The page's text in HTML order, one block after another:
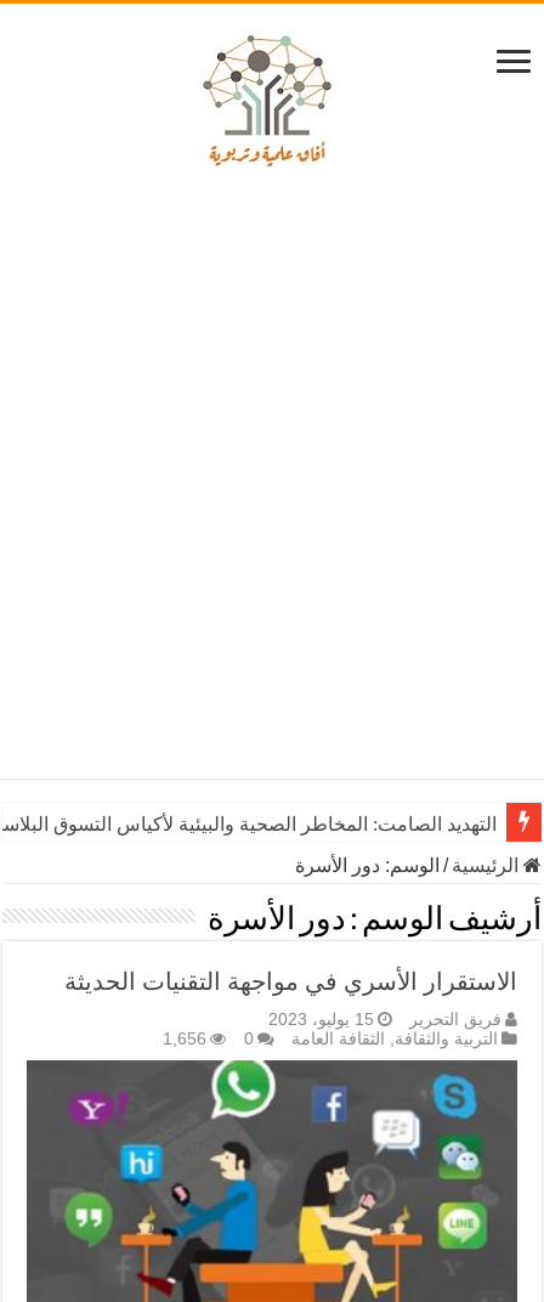
التهديد الصامت: المخاطر الصحية والبيئية لأكياس التسوق
الرئيسية/ الوسم: دور الأسرة
أرشيف الوسم : دور الأسرة
الاستقرار الأسري في مواجهة التقنيات الحديثة
فريق التحرير
15 يوليو، 2023
التربية والثقافة, الثقافة العامة 0
1,656